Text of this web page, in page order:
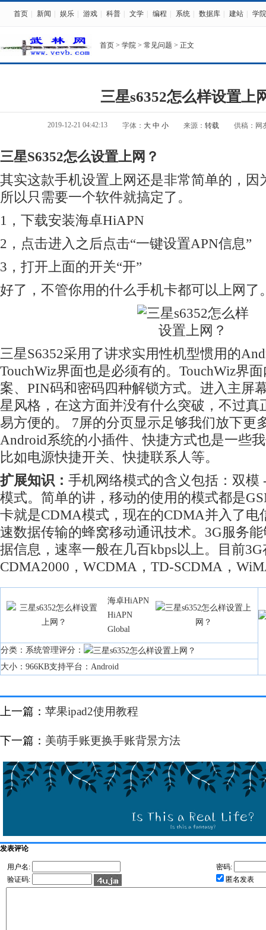
首页 新闻 娱乐 游戏 科普 文学 编程 系统 数据库 建站 学院
首页 > 学院 > 常见问题 > 正文
三星s6352怎么样设置上
2019-12-21 04:42:13 字体： 大 中 小 来源： 转载 供稿：网
三星S6352怎么设置上网？
其实这款手机设置上网还是非常简单的，因
所以只需要一个软件就搞定了。
1，下载安装海卓HiAPN
2，点击进入之后点击“一键设置APN信息”
3，打开上面的开关“开”
好了，不管你用的什么手机卡都可以上网了
三星S6352采用了讲求实用性机型惯用的
TouchWiz界面也是必须有的。TouchWiz界
案、PIN码和密码四种解锁方式。进入主屏
星风格，在这方面并没有什么突破，不过真
易方便的。 7屏的分页显示足够我们放下更
Android系统的小插件、快捷方式也是一些
比如电源快捷开关、快捷联系人等。
扩展知识： 手机网络模式的含义包括：双模
模式。简单的讲，移动的使用的模式都是
卡就是CDMA模式，现在的CDMA并入了电
速数据传输的蜂窝移动通讯技术。3G服务
据信息，速率一般在几百kbps以上。目前
CDMA2000，WCDMA，TD-SCDMA，
海卓HiAPN
HiAPN
Global
分类：系统管理评分：
大小：966KB支持平台：Android
上一篇： 苹果ipad2使用教程
下一篇： 美萌手账更换手账背景方法
发表评论
用户名:
密码:
验证码:
匿名发表